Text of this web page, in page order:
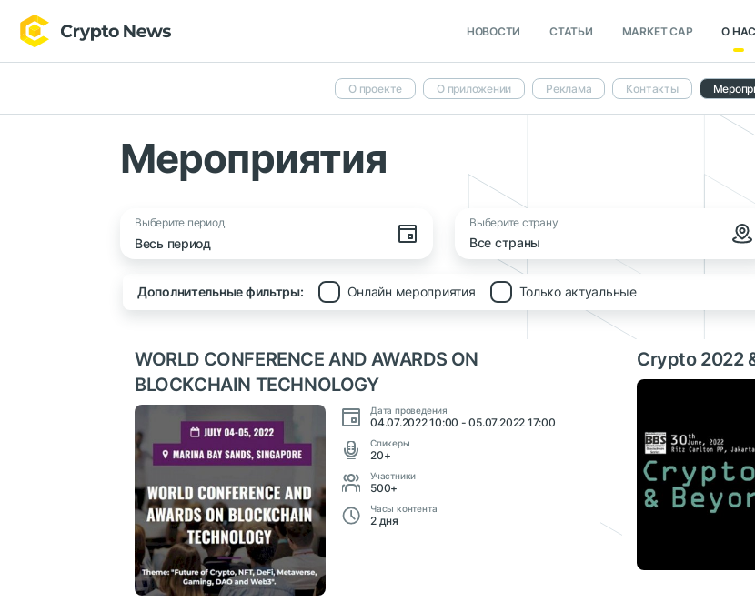
НОВОСТИ СТАТЬИ MARKET CAP О НАС
О проекте О приложении Реклама Контакты
Мероприятия
Выберите период Выберите страну
Все страны
Дополнительные фильтры: Онлайн мероприятия Только актуальные
WORLD CONFERENCE AND AWARDS ON
BLOCKCHAIN TECHNOLOGY
Дата проведения
04.07.2022 10:00 - 05.07.2022 17:00
Cпикеры
20+
Участники
500+
Часы контента
2 дня
Crypto 2022